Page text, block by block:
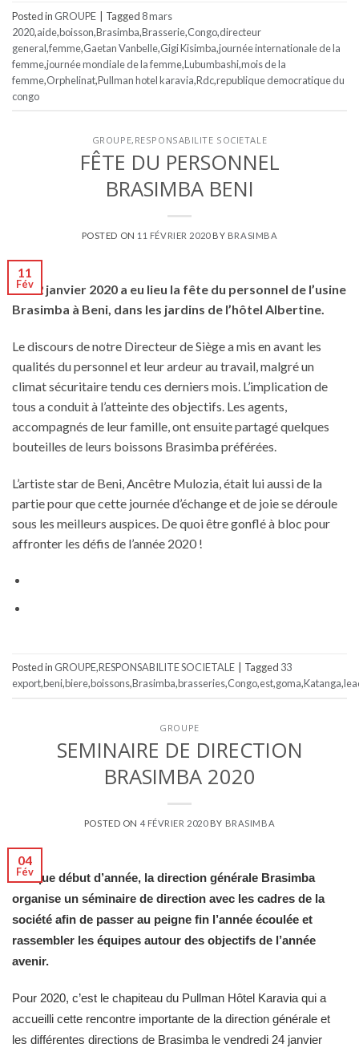
Posted in GROUPE Tagged 8 mars
2020,aide,boisson,Brasimba,Brasserie,Congo,directeur
general,femme,Gaetan Vanbelle,Gigi Kisimba,journée internationale de la
femme,journée mondiale de la femme,Lubumbashi,mois de la
femme,Orphelinat,Pullman hotel karavia,Rdc,republique democratique du
congo
GROUPE, RESPONSABILITE SOCIETALE
FÊTE DU PERSONNEL
BRASIMBA BENI
POSTED ON 11 FÉVRIER 2020 BY BRASIMBA
11
Fév
Le 12 janvier 2020 a eu lieu la fête du personnel de l’usine
Brasimba à Beni, dans les jardins de l’hôtel Albertine.
Le discours de notre Directeur de Siège a mis en avant les
qualités du personnel et leur ardeur au travail, malgré un
climat sécuritaire tendu ces derniers mois. L’implication de
tous a conduit à l’atteinte des objectifs. Les agents,
accompagnés de leur famille, ont ensuite partagé quelques
bouteilles de leurs boissons Brasimba préférées.
L’artiste star de Beni, Ancêtre Mulozia, était lui aussi de la
partie pour que cette journée d’échange et de joie se déroule
sous les meilleurs auspices. De quoi être gonflé à bloc pour
affronter les défis de l’année 2020 !
Posted in GROUPE,RESPONSABILITE SOCIETALE Tagged 33
export,beni,biere,boissons,Brasimba,brasseries,Congo,est,goma,Katanga,
GROUPE
SEMINAIRE DE DIRECTION
BRASIMBA 2020
POSTED ON 4 FÉVRIER 2020 BY BRASIMBA
04
Fév
Chaque début d’année, la direction générale Brasimba
organise un séminaire de direction avec les cadres de la
société afin de passer au peigne fin l’année écoulée et
rassembler les équipes autour des objectifs de l’année
avenir.
Pour 2020, c’est le chapiteau du Pullman Hôtel Karavia qui a
accueilli cette rencontre importante de la direction générale et
les différentes directions de Brasimba le vendredi 24 janvier